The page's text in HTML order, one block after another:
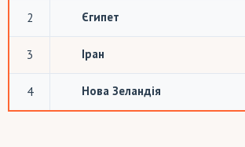
2 Єгипет
3 Іран
4 Нова Зеландія